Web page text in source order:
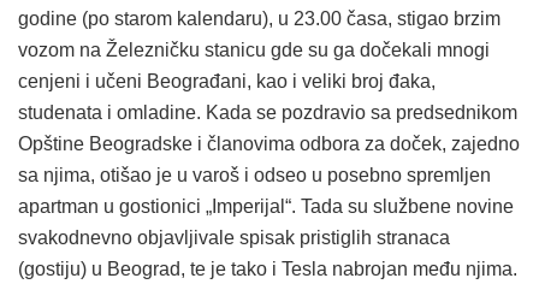
godine (po starom kalendaru), u 23.00 časa, stigao brzim
vozom na Železničku stanicu gde su ga dočekali mnogi
cenjeni i učeni Beograđani, kao i veliki broj đaka,
studenata i omladine. Kada se pozdravio sa predsednikom
Opštine Beogradske i članovima odbora za doček, zajedno
sa njima, otišao je u varoš i odseo u posebno spremljen
apartman u gostionici „Imperijal“. Tada su službene novine
svakodnevno objavljivale spisak pristiglih stranaca
(gostiju) u Beograd, te je tako i Tesla nabrojan među njima.